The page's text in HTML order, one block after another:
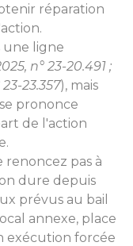
réparation
une ligne
n° 23-20.491 ;
23.357), mais
prononce
de l'action
renoncez pas à
dure depuis
prévus au bail
annexe, place
exécution forcée